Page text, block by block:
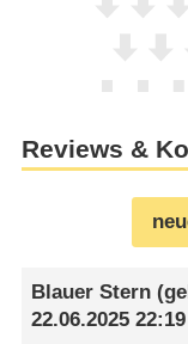
Reviews &
Blauer Stern
22.06.2025 22:19